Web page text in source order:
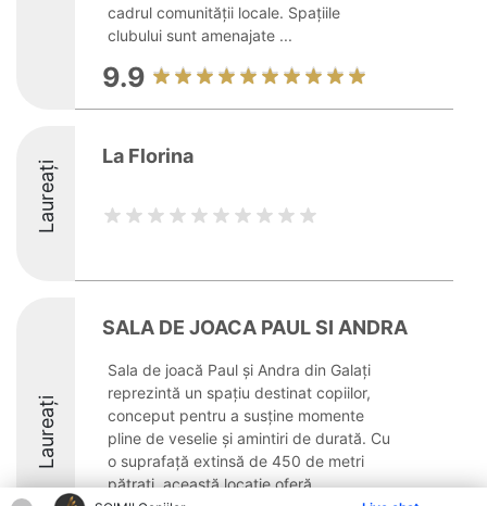
cadrul comunității locale. Spațiile
clubului sunt amenajate ...
9.9
Laureați
La Florina
Laureați
SALA DE JOACA PAUL SI ANDRA
Sala de joacă Paul și Andra din Galați
reprezintă un spațiu destinat copiilor,
conceput pentru a susține momente
pline de veselie și amintiri de durată. Cu
o suprafață extinsă de 450 de metri
pătrați, această locație oferă